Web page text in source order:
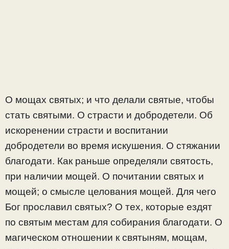
О мощах святых; и что делали святые, чтобы
стать святыми. О страсти и добродетели. Об
искоренении страсти и воспитании
добродетели во время искушения. О стяжании
благодати. Как раньше определяли святость,
при наличии мощей. О почитании святых и
мощей; о смысле целования мощей. Для чего
Бог прославил святых? О тех, которые ездят
по святым местам для собирания благодати. О
магическом отношении к святыням, мощам,